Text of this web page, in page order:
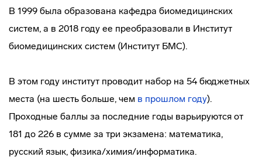
В 1999 была образована кафедра биомедицинских
систем, а в 2018 году ее преобразовали в Институт
биомедицинских систем (Институт БМС).
В этом году институт проводит набор на 54 бюджетных
места (на шесть больше, чем в прошлом году).
Проходные баллы за последние годы варьируются от
181 до 226 в сумме за три экзамена: математика,
русский язык, физика/химия/информатика.